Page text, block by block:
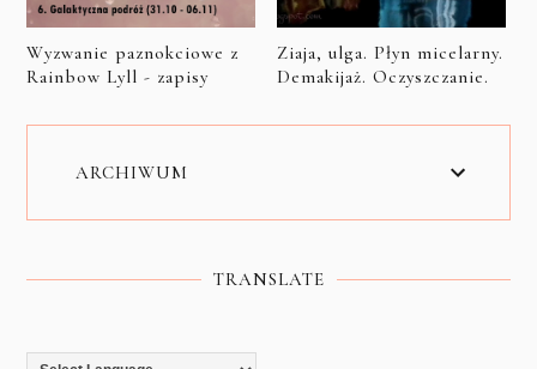
Wyzwanie paznokciowe z
Rainbow Lyll - zapisy
Ziaja, ulga. Płyn micelarny.
Demakijaż. Oczyszczanie.
ARCHIWUM
TRANSLATE